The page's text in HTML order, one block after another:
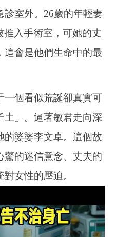
診室外。26歲的年輕妻
推入手術室，可她的丈
這會是他們生命中的最
一個看似荒誕卻真實可
」。逼著敏君走向深
的婆婆李文卓。這個故
驚的迷信意念、丈夫的
女性的壓迫。